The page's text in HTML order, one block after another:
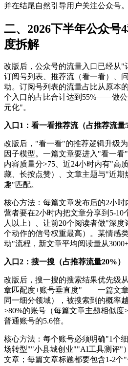
并在结尾自然引导用户关注公众号。
二、2026下半年公众号
度拆解
改版后，公众号的流量入口已经从"
订阅号列表、推荐流（看一看）、
动。订阅号列表的流量占比从原本
个入口的占比合计达到55%——做
元化"。
入口1：看一看推荐流（占推荐流量
改版后，"看一看"的推荐逻辑升级
因子模型。一篇文章要进入"看一看
内容质量分>75、近24小时内有"高
藏、长按点赞）、文章主题与"近
趣"匹配。
核心方法：每篇文章发布后的2小
营者要在2小时内把文章分享到5-10
人以上）、让前20个阅读者做"深
个动作的信号权重最高）。某情感
动"流程，新文章平均阅读量从
入口2：搜一搜（占推荐流量20%）
改版后，搜一搜的搜索结果优先级
章匹配度+账号垂直度"——一篇文
同一细分领域），被搜索到的概率
>80%的账号（每篇文章主题相似度
普通账号的5.6倍。
核心方法：每个账号必须明确"1个
场转型""小县城创业""AI工具测评"
文章；每篇文章标题都要包含1-2